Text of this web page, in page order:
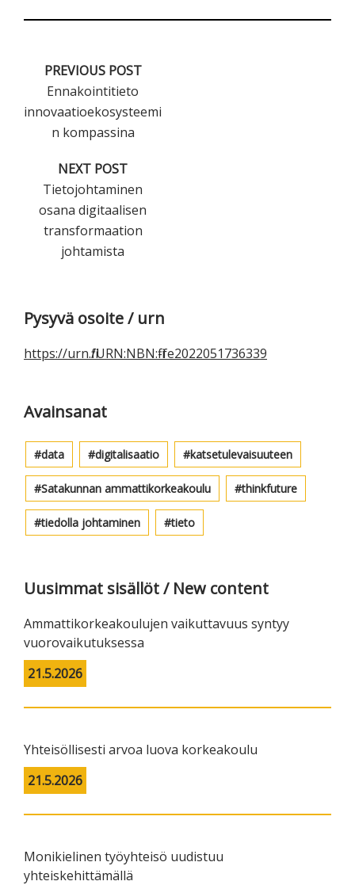
PREVIOUS POST
Ennakointitieto
innovaatioekosysteemi
n kompassina
NEXT POST
Tietojohtaminen
osana digitaalisen
transformaation
johtamista
Ensisijainen
sivupalkki
Pysyvä osoite / urn
https://urn.fi/URN:NBN:fi-fe2022051736339
Avainsanat
data digitalisaatio katsetulevaisuuteen
Satakunnan ammattikorkeakoulu thinkfuture
tiedolla johtaminen tieto
Uusimmat sisällöt / New content
Ammattikorkeakoulujen vaikuttavuus syntyy
vuorovaikutuksessa
21.5.2026
Yhteisöllisesti arvoa luova korkeakoulu
21.5.2026
Monikielinen työyhteisö uudistuu
yhteiskehittämällä